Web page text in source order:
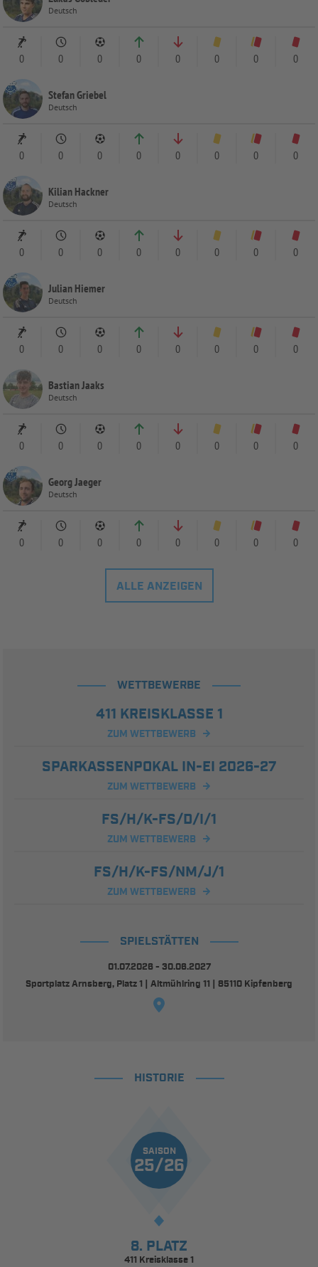
Deutsch
0 0 0 0 0 0 0 0
Stefan Griebel
Deutsch
0 0 0 0 0 0 0 0
Kilian Hackner
Deutsch
0 0 0 0 0 0 0 0
Julian Hiemer
Deutsch
0 0 0 0 0 0 0 0
Bastian Jaaks
Deutsch
0 0 0 0 0 0 0 0
Georg Jaeger
Deutsch
0 0 0 0 0 0 0 0
ALLE ANZEIGEN
WETTBEWERBE
411 KREISKLASSE 1
ZUM WETTBEWERB
SPARKASSENPOKAL IN-EI 2026-27
ZUM WETTBEWERB
FS/H/K-FS/D/I/1
ZUM WETTBEWERB
FS/H/K-FS/NM/J/1
ZUM WETTBEWERB
SPIELSTÄTTEN
01.07.2026 - 30.06.2027
Sportplatz Arnsberg, Platz 1 | Altmühlring 11 | 85110 Kipfenberg
HISTORIE
SAISON
25/26
8. PLATZ
411 Kreisklasse 1